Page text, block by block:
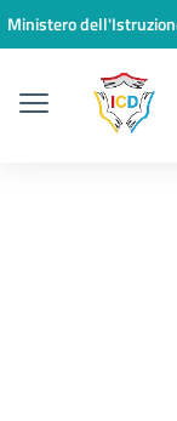
Vai ai contenuti
Vai al menu di
Vai al footer
Ministero